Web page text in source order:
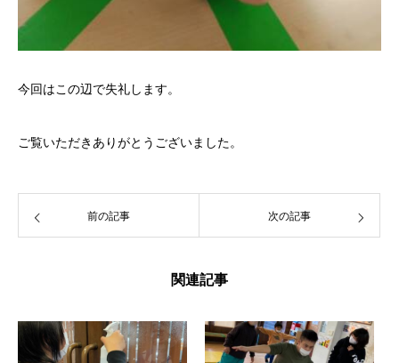
今回はこの辺で失礼します。
ご覧いただきありがとうございました。
前の記事 次の記事
関連記事